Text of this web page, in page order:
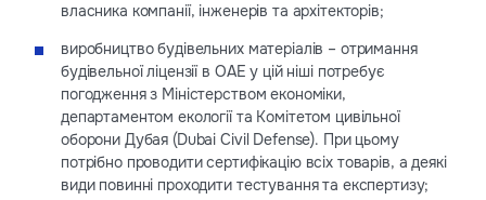
власника компанії, інженерів та архітекторів;
виробництво будівельних матеріалів – отримання
будівельної ліцензії в ОАЕ у цій ніші потребує
погодження з Міністерством економіки,
департаментом екології та Комітетом цивільної
оборони Дубая (Dubai Civil Defense). При цьому
потрібно проводити сертифікацію всіх товарів, а деякі
види повинні проходити тестування та експертизу;